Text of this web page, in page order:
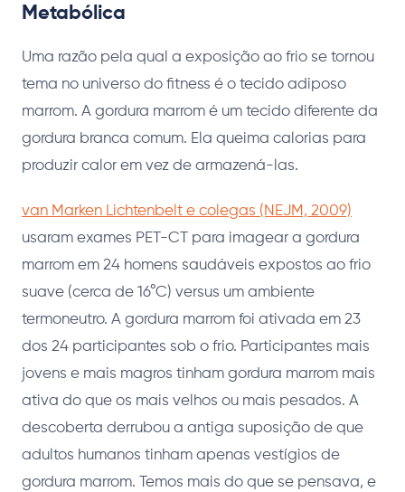
Metabólica
Uma razão pela qual a exposição ao frio se tornou
tema no universo do fitness é o tecido adiposo
marrom. A gordura marrom é um tecido diferente da
gordura branca comum. Ela queima calorias para
produzir calor em vez de armazená-las.
van Marken Lichtenbelt e colegas (NEJM, 2009)
usaram exames PET-CT para imagear a gordura
marrom em 24 homens saudáveis expostos ao frio
suave (cerca de 16°C) versus um ambiente
termoneutro. A gordura marrom foi ativada em 23
dos 24 participantes sob o frio. Participantes mais
jovens e mais magros tinham gordura marrom mais
ativa do que os mais velhos ou mais pesados. A
descoberta derrubou a antiga suposição de que
adultos humanos tinham apenas vestígios de
gordura marrom. Temos mais do que se pensava, e